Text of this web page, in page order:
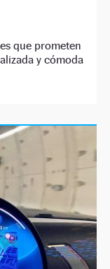
que prometen
y cómoda